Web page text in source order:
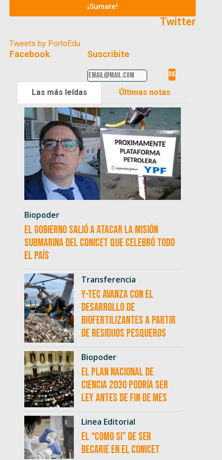
¡Sumate!
Twitter
Tweets by PortoEdu
Facebook Suscribite
Las más leídas Últimas notas
Biopoder
El Gobierno salió a atacar la misión
submarina del CONICET que celebró todo
el país
Transferencia
Y-TEC avanza con el
desarrollo de
biofertilizantes a partir
de residuos pesqueros
Biopoder
El Plan Nacional de
Ciencia 2030 podría ser
ley antes de fin de mes
Linea Editorial
El “como si” de ser
becarie en el CONICET